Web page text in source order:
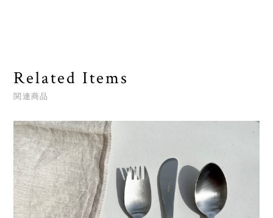
Related Items
関連商品